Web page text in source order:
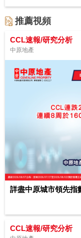
推薦視頻
CCL速報/研究分析
中原地產
詳盡中原城市領先指
CCL速報/研究分析